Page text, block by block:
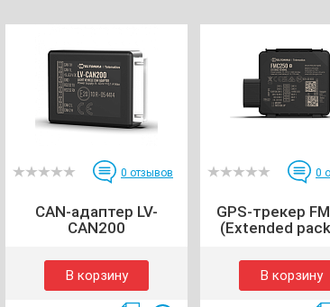
0 отзывов
CAN-адаптер LV-
CAN200
В корзину
0
GPS-трекер
(Extended
В корзину